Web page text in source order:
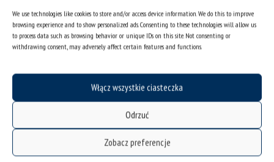
We use technologies like cookies to store and/or access device information. We do this to improve
browsing experience and to show personalized ads. Consenting to these technologies will allow us
to process data such as browsing behavior or unique IDs on this site. Not consenting or
withdrawing consent, may adversely affect certain features and functions.
Włącz wszystkie ciasteczka
Odrzuć
Zobacz preferencje
potencjał rzeźb Hasiora. Podobnie jakŻelazne organyw
Czorsztynie. Realizacje pomnikowe i rzeźbiarskie artysty
funkcjonują często jako performatywne instalacje,
uwzględniające nie tylko interakcję z odbiorcą, ale także